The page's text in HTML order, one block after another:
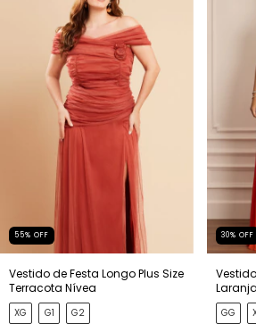
55% OFF
Vestido de Festa Longo Plus Size
Terracota Nívea
XG G1 G2
30% OFF
GG